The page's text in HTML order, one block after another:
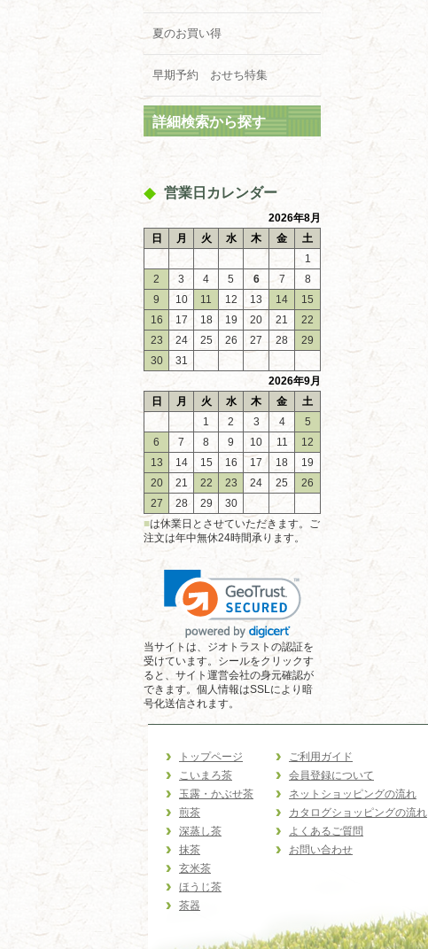
夏のお買い得
早期予約 おせち特集
詳細検索から探す
営業日カレンダー
2026年8月
日
月 火 水 木 金
土
1
2
3 4 5 6 7
8
9
10 11 12 13 14
15
16
17 18 19 20 21
22
23
24 25 26 27 28
29
30
31
2026年9月
日
月 火 水 木 金
土
1
2 3 4
5
6
7 8 9 10 11
12
13
14 15 16 17 18
19
20
21 22 23 24 25
26
27
28 29
30
■は休業日とさせていただきます。ご
注文は年中無休24時間承ります。
当サイトは、ジオトラストの認証を
受けています。シールをクリックす
ると、サイト運営会社の身元確認が
できます。個人情報はSSLにより暗
号化送信されます。
トップページ
こいまろ茶
玉露・かぶせ茶
煎茶
深蒸し茶
抹茶
玄米茶
ほうじ茶
茶器
ご利用ガイド
会員登録について
ネットショッピングの流れ
カタログショッピングの流れ
よくあるご質問
お問い合わせ